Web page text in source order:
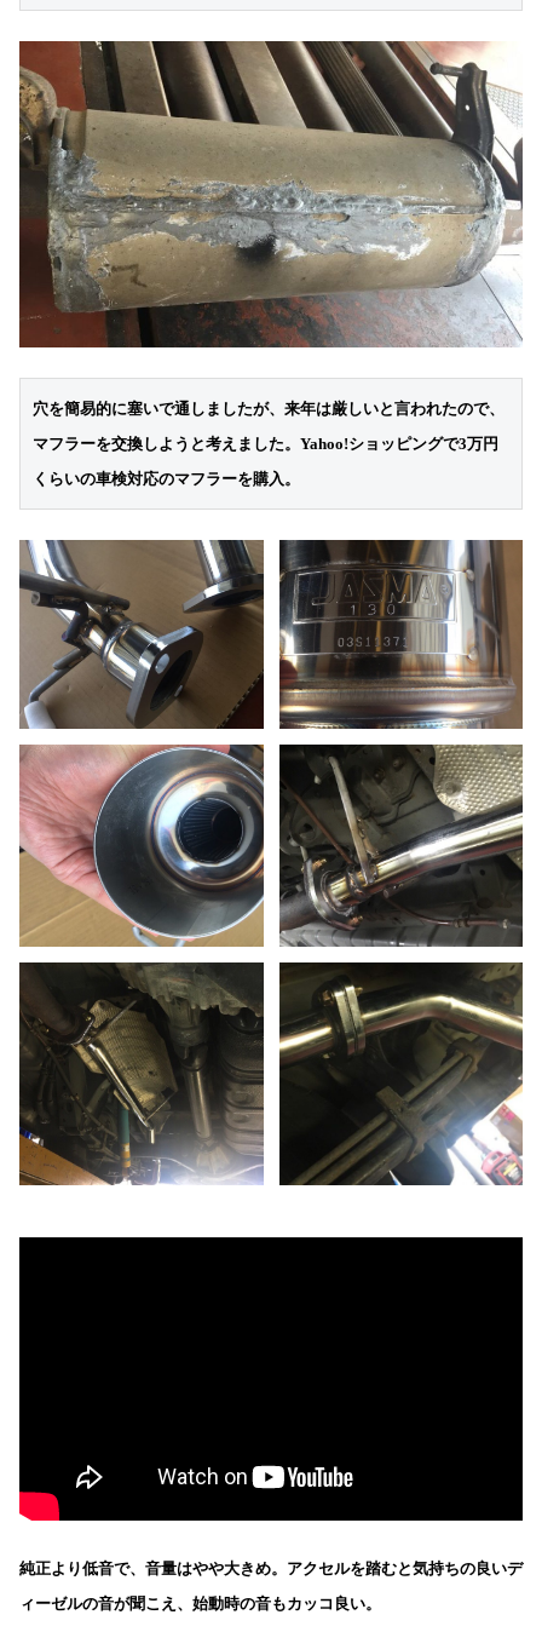
穴を簡易的に塞いで通しましたが、来年は厳しいと言われたので、
マフラーを交換しようと考えました。Yahoo!ショッピングで3万円
くらいの車検対応のマフラーを購入。
純正より低音で、音量はやや大きめ。アクセルを踏むと気持ちの良いデ
ィーゼルの音が聞こえ、始動時の音もカッコ良い。